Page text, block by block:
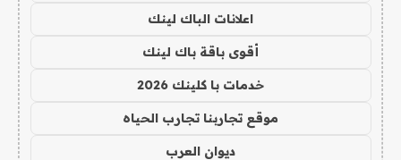
اعلانات الباك لينك
أقوى باقة باك لينك
خدمات با كلينك 2026
موقع تجاربنا تجارب الحياه
ديوان العرب